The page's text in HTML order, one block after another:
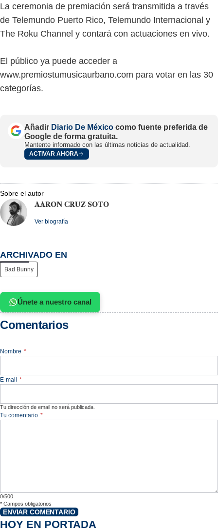
La ceremonia de premiación será transmitida a través
de Telemundo Puerto Rico, Telemundo Internacional y
The Roku Channel y contará con actuaciones en vivo.
El público ya puede acceder a
www.premiostumusicaurbano.com para votar en las 30
categorías.
Añadir Diario De México como fuente preferida de
Google de forma gratuita.
Mantente informado con las últimas noticias de actualidad.
ACTIVAR AHORA
Sobre el autor
AARON CRUZ SOTO
Ver biografía
ARCHIVADO EN
Bad Bunny
Únete a nuestro canal
Comentarios
Nombre *
E-mail *
Tu dirección de email no será publicada.
Tu comentario *
0/500
* Campos obligatorios
ENVIAR COMENTARIO
HOY EN PORTADA